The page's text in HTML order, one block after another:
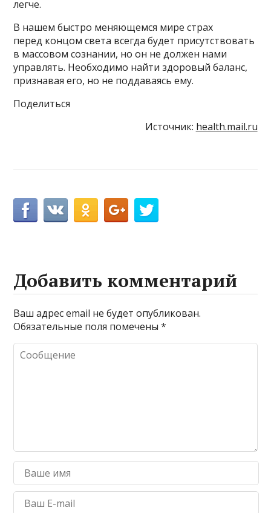
легче.
В нашем быстро меняющемся мире страх
перед концом света всегда будет присутствовать
в массовом сознании, но он не должен нами
управлять. Необходимо найти здоровый баланс,
признавая его, но не поддаваясь ему.
Поделиться
Источник: health.mail.ru
Добавить комментарий
Ваш адрес email не будет опубликован.
Обязательные поля помечены*